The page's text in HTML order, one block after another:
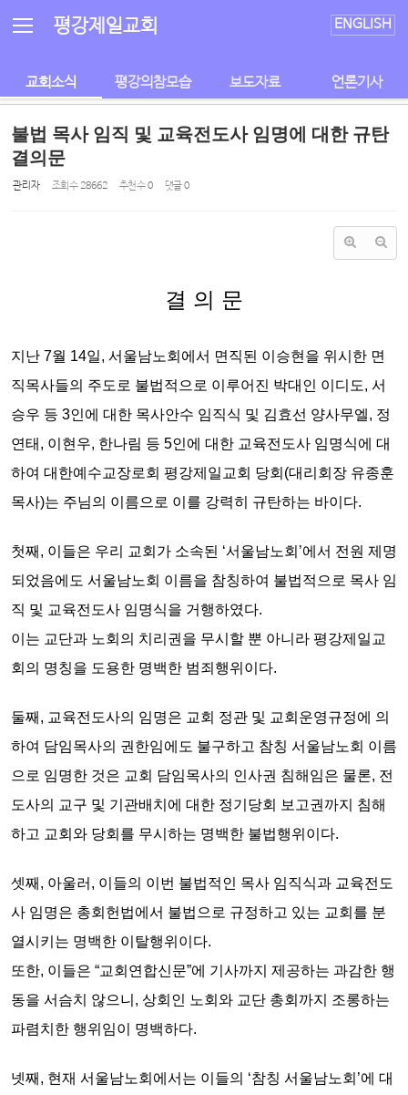
평강제일교회 ENGLISH
교회소식 평강의참모습 보도자료 언론기사
불법 목사 임직 및 교육전도사 임명에 대한 규탄
결의문
관리자 조회 수28662 추천 수0 댓글0
결 의 문
지난 7월 14일, 서울남노회에서 면직된 이승현을 위시한 면
직목사들의 주도로 불법적으로 이루어진 박대인 이디도, 서
승우 등 3인에 대한 목사안수 임직식 및 김효선 양사무엘, 정
연태, 이현우, 한나림 등 5인에 대한 교육전도사 임명식에 대
하여 대한예수교장로회 평강제일교회 당회(대리회장 유종훈
목사)는 주님의 이름으로 이를 강력히 규탄하는 바이다.
첫째, 이들은 우리 교회가 소속된 ‘서울남노회’에서 전원 제명
되었음에도 서울남노회 이름을 참칭하여 불법적으로 목사 임
직 및 교육전도사 임명식을 거행하였다.
이는 교단과 노회의 치리권 을 무시할 뿐 아니라 평강제일교
회의 명칭을 도용한 명백한 범죄행위이다.
둘째, 교육전도사의 임명은 교회 정관 및 교회운영규정에 의
하여 담임목사의 권한임에도 불구하고 참칭 서울남노회 이름
으로 임명한 것은 교회 담임목사의 인사권 침해 임은 물론, 전
도사의 교구 및 기관배치에 대한 정기당회 보고권까지 침해
하고 교회와 당회를 무시하는 명백한 불법행위 이다.
셋째, 아울러, 이들의 이번 불법적인 목사 임직식과 교육전도
사 임명은 총회헌법에서 불법으로 규정하고 있는 교회를 분
열시키는 명백한 이탈행위이다.
또한, 이들은 “교회연합신문”에 기사까지 제공하는 과감한 행
동을 서슴치 않으니, 상회인 노회와 교단 총회까지 조롱하는
파렴치한 행위임이 명백하다.
넷째, 현재 서울남노회에서는 이들의 ‘참칭 서울남노회’에 대